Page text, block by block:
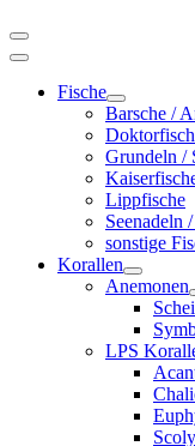
Fische
Barsche /
Grundeln /
Lippfische
Seenadeln
sonstige
Korallen
Anemonen
LPS